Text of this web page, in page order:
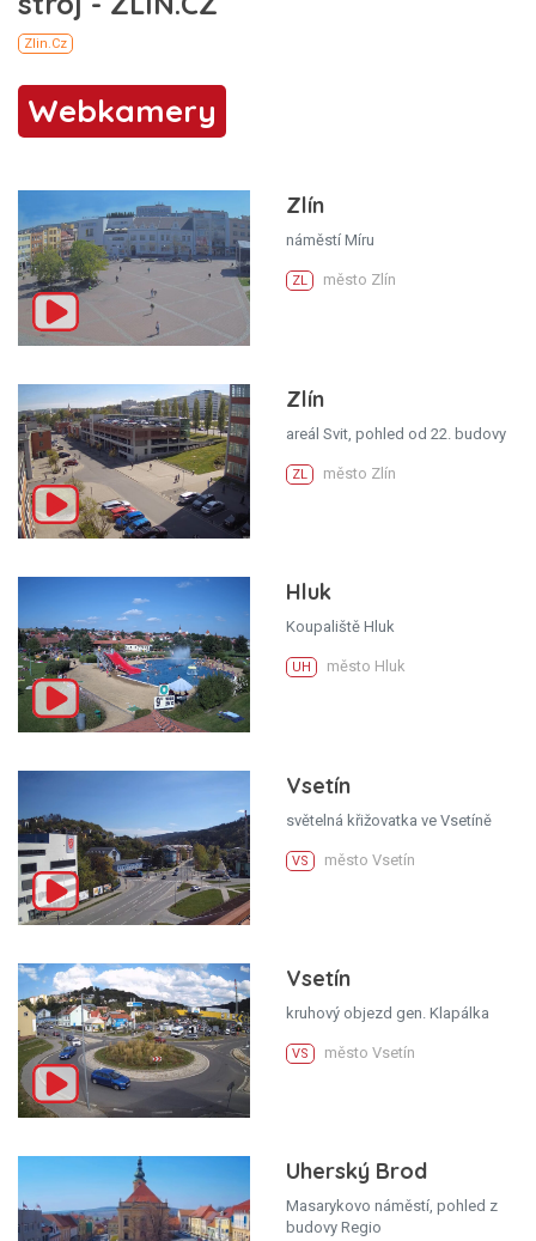
Webkamery
Zlín
náměstí Míru
ZL město Zlín
Zlín
areál Svit, pohled od 22. budovy
ZL město Zlín
Hluk
Koupaliště Hluk
UH město Hluk
Vsetín
světelná křižovatka ve Vsetíně
VS město Vsetín
Vsetín
kruhový objezd gen. Klapálka
VS město Vsetín
Uherský Brod
Masarykovo náměstí, pohled z
budovy Regio